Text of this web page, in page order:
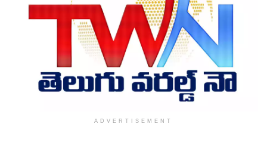
ADVERTISEMENT